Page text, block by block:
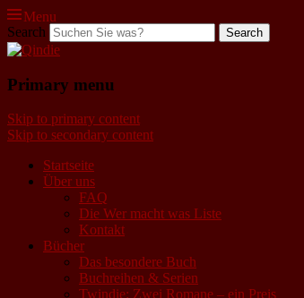
Menu
Qindie
Search
Primary menu
Skip to primary content
Skip to secondary content
Startseite
Über uns
FAQ
Die Wer macht was Liste
Kontakt
Bücher
Das besondere Buch
Buchreihen & Serien
Twindie: Zwei Romane – ein Preis